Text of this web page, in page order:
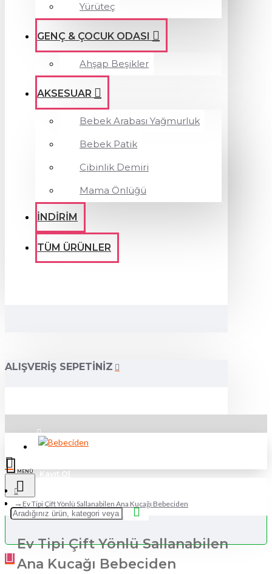
Yürüteç
GENÇ & ÇOCUK ODASI
Ahşap Beşikler
AKSESUAR
Bebek Arabası Yağmurluk
Bebek Patik
Cibinlik Demiri
Mama Önlüğü
İNDİRİM
TÜM ÜRÜNLER
ALIŞVERIŞ SEPETINIZ
Üye Girişi
Kayıt Ol
Ev Tipi Çift Yönlü Sallanabilen Ana Kucağı Bebeciden
Ev Tipi Çift Yönlü Sallanabilen
Ana Kucağı Bebeciden